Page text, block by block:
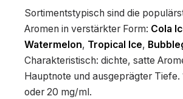
Sortimentstypisch sind die
Aromen in verstärkter Form: Cola
Watermelon, Tropical Ice,
Charakteristisch: dichte, satte
Hauptnote und ausgeprägter Tiefe.
oder 20 mg/ml.